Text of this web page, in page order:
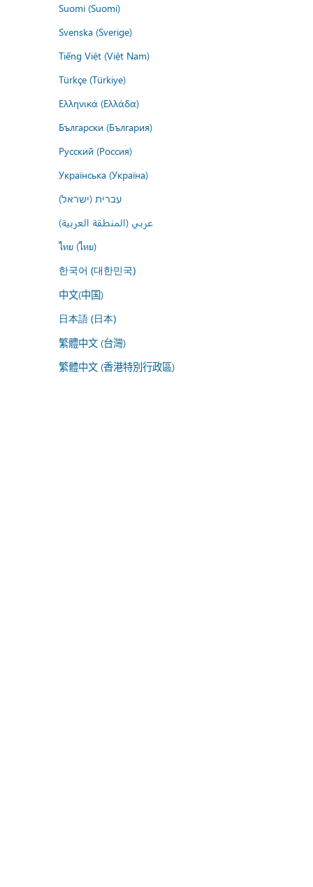
Suomi (Suomi)
Svenska (Sverige)
Tiếng Việt (Việt Nam)
Türkçe (Türkiye)
Ελληνικά (Ελλάδα)
Български (България)
Русский (Россия)
Українська (Україна)
עברית (ישראל)
عربي (المنطقة العربية)
ไทย (ไทย)
한국어 (대한민국)
中文(中国)
日本語 (日本)
繁體中文 (台灣)
繁體中文 (香港特別行政區)